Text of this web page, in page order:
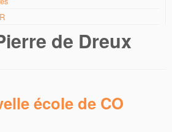
de Dreux
école de CO